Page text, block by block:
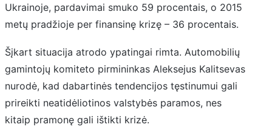
Ukrainoje, pardavimai smuko 59 procentais, o 2015
metų pradžioje per finansinę krizę – 36 procentais.
Šįkart situacija atrodo ypatingai rimta. Automobilių
gamintojų komiteto pirmininkas Aleksejus Kalitsevas
nurodė, kad dabartinės tendencijos tęstinumui gali
prireikti neatidėliotinos valstybės paramos, nes
kitaip pramonę gali ištikti krizė.